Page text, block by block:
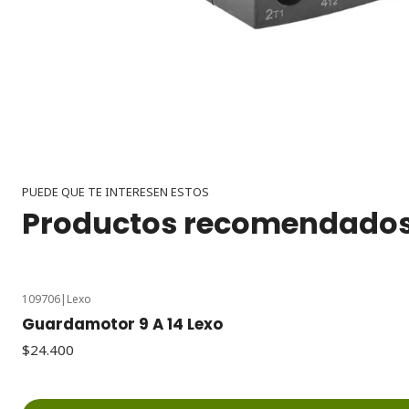
PUEDE QUE TE INTERESEN ESTOS
Productos
109706| Lexo
Guardamotor 9 A 14 Lexo
$24.400